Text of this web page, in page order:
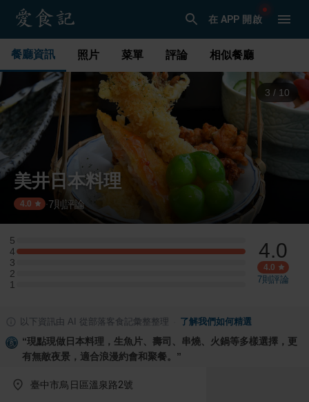
在 APP 開啟
餐廳資訊 照片 菜單 評論 相似餐廳
4 / 10
美井日本料理
4.0 ·7則評論
5
5 星：0 則評論
4
4 星：2 則評論
3
3 星：0 則評論
2
2 星：0 則評論
1
1 星：0 則評論
4.0
4.0
7則評論
以下資訊由 AI 從部落客食記彙整整理 了解我們如何精選
“現點現做日本料理，生魚片、壽司、串燒、火鍋等多樣選擇，更
有無敵夜景，適合浪漫約會和聚餐。 ”
臺中市烏日區溫泉路2號